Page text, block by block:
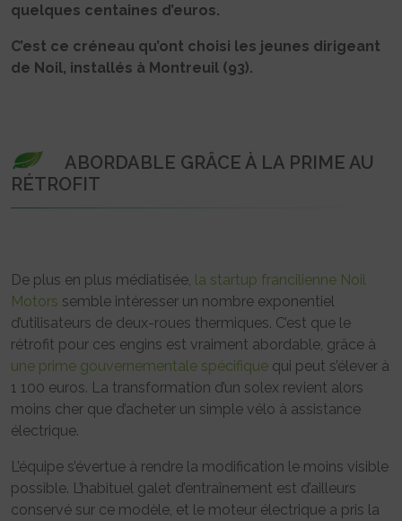
quelques centaines d’euros.
C’est ce créneau qu’ont choisi les jeunes dirigeant
de Noil, installés à Montreuil (93).
ABORDABLE GRÂCE À LA PRIME AU
RÉTROFIT
De plus en plus médiatisée, la startup francilienne Noil
Motors semble intéresser un nombre exponentiel
d’utilisateurs de deux-roues thermiques. C’est que le
rétrofit pour ces engins est vraiment abordable, grâce à
une prime gouvernementale spécifique qui peut s’élever à
1 100 euros. La transformation d’un solex revient alors
moins cher que d’acheter un simple vélo à assistance
électrique.
L’équipe s’évertue à rendre la modification le moins visible
possible. L’habituel galet d’entraînement est d’ailleurs
conservé sur ce modèle, et le moteur électrique a pris la